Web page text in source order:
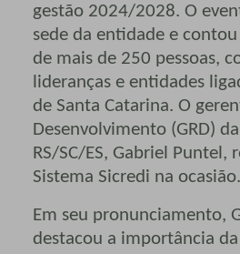
gestão 2024/2028. O
sede da entidade e
de mais de 250 pessoas,
lideranças e entidades
de Santa Catarina. O
Desenvolvimento (GRD)
RS/SC/ES, Gabriel Puntel,
Sistema Sicredi na ocasião.
Em seu pronunciamento,
destacou a importância